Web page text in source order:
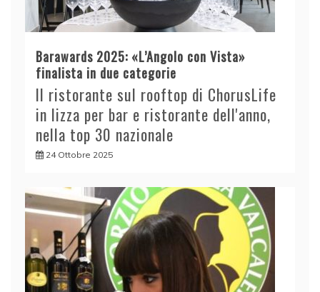
Barawards 2025: «L’Angolo con Vista»
finalista in due categorie
Il ristorante sul rooftop di ChorusLife
in lizza per bar e ristorante dell'anno,
nella top 30 nazionale
24 Ottobre 2025